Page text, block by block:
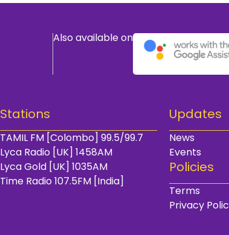
Also available on
Stations
TAMIL FM [Colombo] 99.5/99.7
Lyca Radio [UK] 1458AM
Lyca Gold [UK] 1035AM
Time Radio 107.5FM [India]
Updates
News
Events
Policies
Terms
Privacy